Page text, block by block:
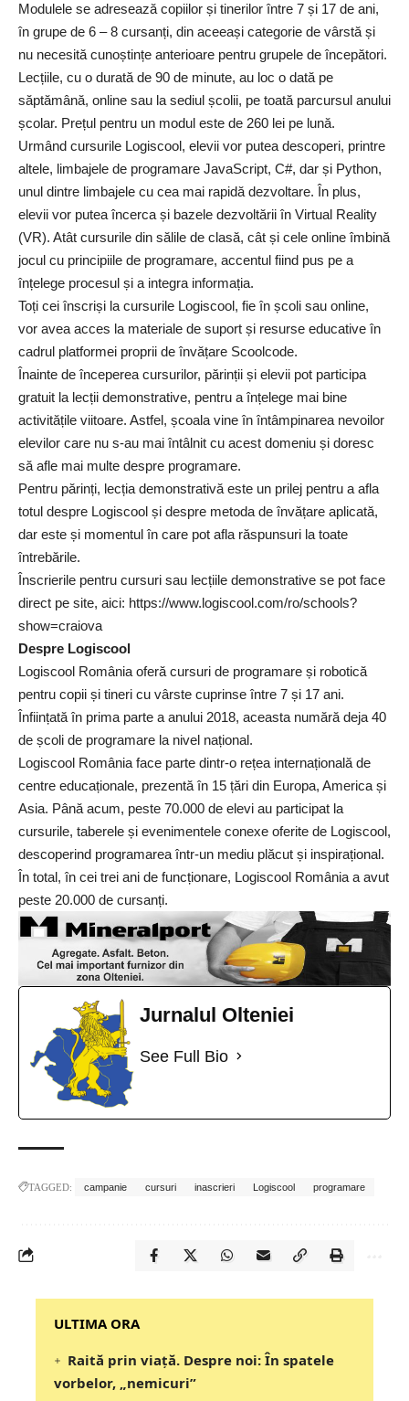
Modulele se adresează copiilor și tinerilor între 7 și 17 de ani,
în grupe de 6 – 8 cursanți, din aceeași categorie de vârstă și
nu necesită cunoștințe anterioare pentru grupele de începători.
Lecțiile, cu o durată de 90 de minute, au loc o dată pe
săptămână, online sau la sediul școlii, pe toată parcursul anului
școlar. Prețul pentru un modul este de 260 lei pe lună.
Urmând cursurile Logiscool, elevii vor putea descoperi, printre
altele, limbajele de programare JavaScript, C#, dar și Python,
unul dintre limbajele cu cea mai rapidă dezvoltare. În plus,
elevii vor putea încerca și bazele dezvoltării în Virtual Reality
(VR). Atât cursurile din sălile de clasă, cât și cele online îmbină
jocul cu principiile de programare, accentul fiind pus pe a
înțelege procesul și a integra informația.
Toți cei înscriși la cursurile Logiscool, fie în școli sau online,
vor avea acces la materiale de suport și resurse educative în
cadrul platformei proprii de învățare Scoolcode.
Înainte de începerea cursurilor, părinții și elevii pot participa
gratuit la lecții demonstrative, pentru a înțelege mai bine
activitățile viitoare. Astfel, școala vine în întâmpinarea nevoilor
elevilor care nu s-au mai întâlnit cu acest domeniu și doresc
să afle mai multe despre programare.
Pentru părinți, lecția demonstrativă este un prilej pentru a afla
totul despre Logiscool și despre metoda de învățare aplicată,
dar este și momentul în care pot afla răspunsuri la toate
întrebările.
Înscrierile pentru cursuri sau lecțiile demonstrative se pot face
direct pe site, aici: https://www.logiscool.com/ro/schools?
show=craiova
Despre Logiscool
Logiscool România oferă cursuri de programare și robotică
pentru copii și tineri cu vârste cuprinse între 7 și 17 ani.
Înființată în prima parte a anului 2018, aceasta numără deja 40
de școli de programare la nivel național.
Logiscool România face parte dintr-o rețea internațională de
centre educaționale, prezentă în 15 țări din Europa, America și
Asia. Până acum, peste 70.000 de elevi au participat la
cursurile, taberele și evenimentele conexe oferite de Logiscool,
descoperind programarea într-un mediu plăcut și inspirațional.
În total, în cei trei ani de funcționare, Logiscool România a avut
peste 20.000 de cursanți.
Jurnalul Olteniei
See Full Bio
TAGGED: campanie cursuri inascrieri Logiscool programare
‎‎‎‎‎‎‎ULTIMA ORA
Raită prin viață. Despre noi: În spatele
vorbelor, „nemicuri”